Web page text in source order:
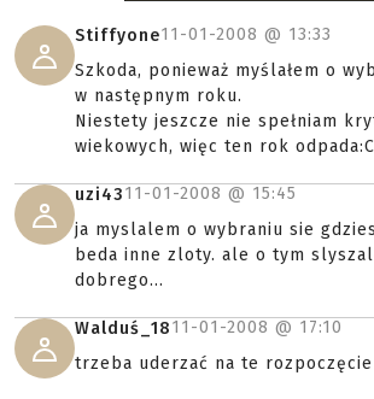
Stiffyone11-01-2008 @ 13:33
Szkoda, ponieważ myślałem o
w następnym roku.
Niestety jeszcze nie spełniam
wiekowych, więc ten rok odpada:C
uzi4311-01-2008 @ 15:45
ja myslalem o wybraniu sie
beda inne zloty. ale o tym
dobrego...
Walduś_1811-01-2008 @ 17:10
trzeba uderzać na te rozpoczęcie